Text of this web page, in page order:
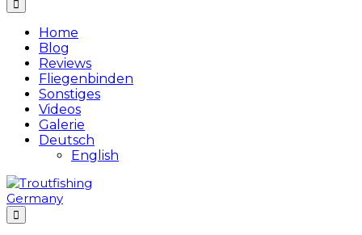
Home
Blog
Reviews
Fliegenbinden
Sonstiges
Videos
Galerie
Deutsch
English